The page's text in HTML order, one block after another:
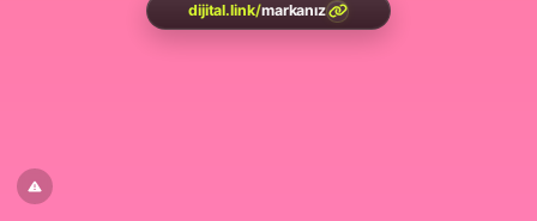
dijital.link/markanız